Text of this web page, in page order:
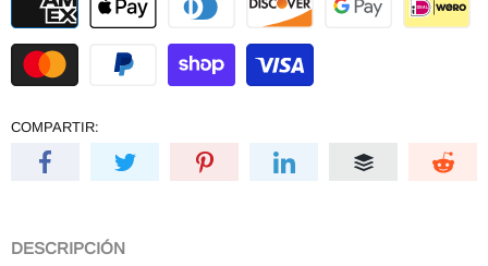
COMPARTIR:
DESCRIPCIÓN